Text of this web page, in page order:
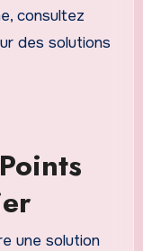
consultez
des solutions
une solution